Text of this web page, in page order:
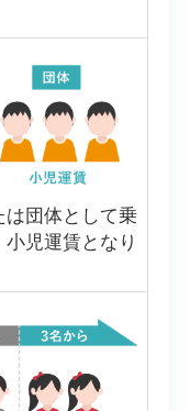
は団体として乗
児運賃となり